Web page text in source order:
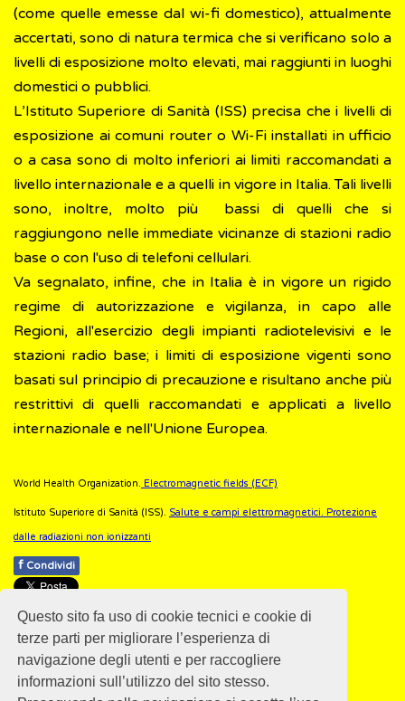
Questo sito fa uso di cookie tecnici e cookie di
terze parti per migliorare l’esperienza di
navigazione degli utenti e per raccogliere
informazioni sull’utilizzo del sito stesso.
(come quelle emesse dal wi-fi domestico), attualmente
accertati, sono di natura termica che si verificano solo a
livelli di esposizione molto elevati, mai raggiunti in luoghi
domestici o pubblici.
L’Istituto Superiore di Sanità (ISS) precisa che i livelli di
esposizione ai comuni router o Wi-Fi installati in ufficio
o a casa sono di molto inferiori ai limiti raccomandati a
livello internazionale e a quelli in vigore in Italia. Tali livelli
sono, inoltre, molto più bassi di quelli che si
raggiungono nelle immediate vicinanze di stazioni radio
base o con l'uso di telefoni cellulari.
Va segnalato, infine, che in Italia è in vigore un rigido
regime di autorizzazione e vigilanza, in capo alle
Regioni, all'esercizio degli impianti radiotelevisivi e le
stazioni radio base; i limiti di esposizione vigenti sono
basati sul principio di precauzione e risultano anche più
restrittivi di quelli raccomandati e applicati a livello
internazionale e nell'Unione Europea.
World Health Organization. Electromagnetic fields (ECF)
Istituto Superiore di Sanità (ISS). Salute e campi elettromagnetici. Protezione
dalle radiazioni non ionizzanti
f Condividi
Pubblicato: 28 Febbraio 2018
- Ultimo aggiornamento: 30 Ottobre 2024